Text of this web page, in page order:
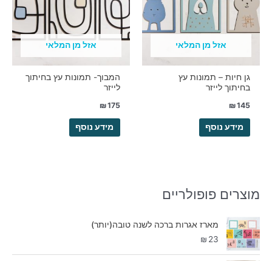
אזל מן המלאי
גן חיות – תמונות עץ
בחיתוך לייזר
₪145
מידע נוסף
אזל מן המלאי
המבוך- תמונות עץ בחיתוך
לייזר
₪175
מידע נוסף
מוצרים פופולריים
מארז אגרות ברכה לשנה טובה(יותר)
₪ 23